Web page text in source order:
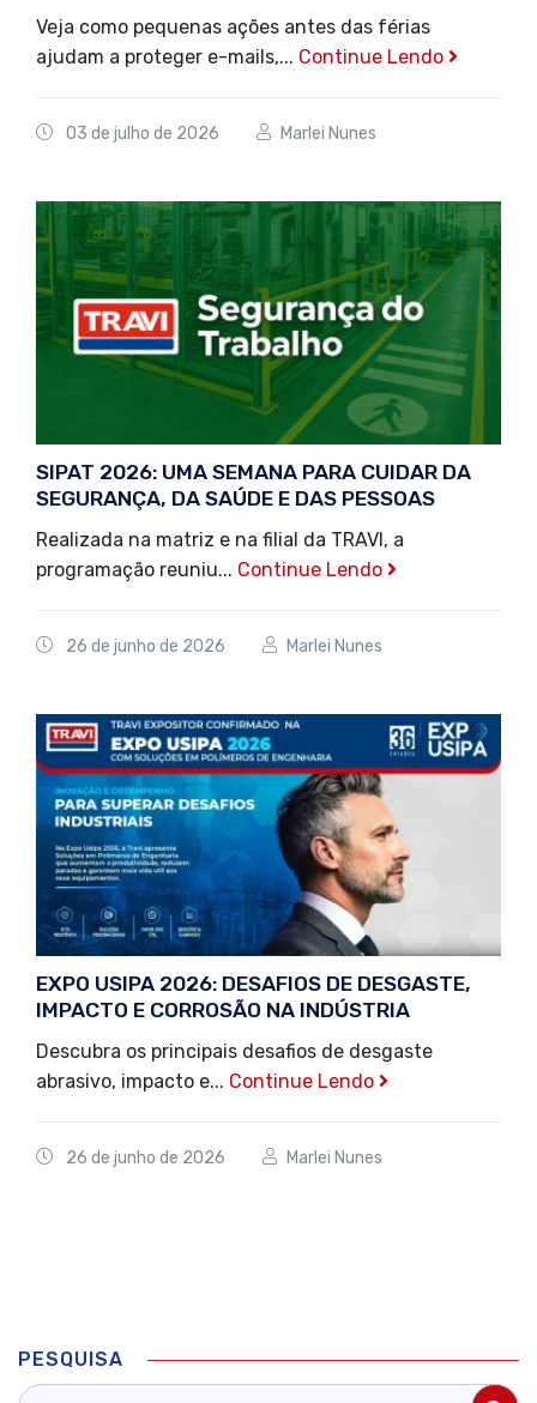
Veja como pequenas ações antes das férias
ajudam a proteger e-mails,... Continue Lendo
03 de julho de 2026 Marlei Nunes
SIPAT 2026: UMA SEMANA PARA CUIDAR DA
SEGURANÇA, DA SAÚDE E DAS PESSOAS
Realizada na matriz e na filial da TRAVI, a
programação reuniu... Continue Lendo
26 de junho de 2026 Marlei Nunes
EXPO USIPA 2026: DESAFIOS DE DESGASTE,
IMPACTO E CORROSÃO NA INDÚSTRIA
Descubra os principais desafios de desgaste
abrasivo, impacto e... Continue Lendo
26 de junho de 2026 Marlei Nunes
PESQUISA